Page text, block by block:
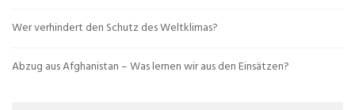
Wer verhindert den Schutz des Weltklimas?
Abzug aus Afghanistan – Was lernen wir aus den Einsätzen?